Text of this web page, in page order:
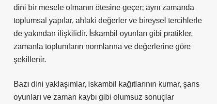
dini bir mesele olmanın ötesine geçer; aynı zamanda
toplumsal yapılar, ahlaki değerler ve bireysel tercihlerle
de yakından ilişkilidir. İskambil oyunları gibi pratikler,
zamanla toplumların normlarına ve değerlerine göre
şekillenir.
Bazı dini yaklaşımlar, iskambil kağıtlarının kumar, şans
oyunları ve zaman kaybı gibi olumsuz sonuçlar